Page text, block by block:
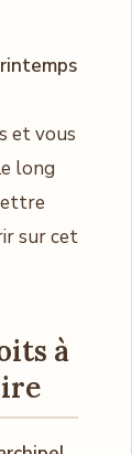
et vous
long
sur cet
à